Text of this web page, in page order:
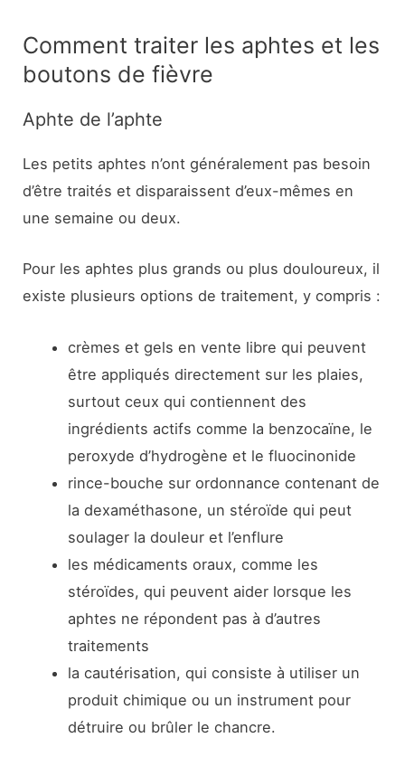
Comment traiter les aphtes et les
boutons de fièvre
Aphte de l’aphte
Les petits aphtes n’ont généralement pas besoin
d’être traités et disparaissent d’eux-mêmes en
une semaine ou deux.
Pour les aphtes plus grands ou plus douloureux, il
existe plusieurs options de traitement, y compris :
crèmes et gels en vente libre qui peuvent
être appliqués directement sur les plaies,
surtout ceux qui contiennent des
ingrédients actifs comme la benzocaïne, le
peroxyde d’hydrogène et le fluocinonide
rince-bouche sur ordonnance contenant de
la dexaméthasone, un stéroïde qui peut
soulager la douleur et l’enflure
les médicaments oraux, comme les
stéroïdes, qui peuvent aider lorsque les
aphtes ne répondent pas à d’autres
traitements
la cautérisation, qui consiste à utiliser un
produit chimique ou un instrument pour
détruire ou brûler le chancre.